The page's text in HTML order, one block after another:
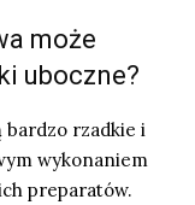
może
uboczne?
bardzo rzadkie i
wykonaniem
preparatów.